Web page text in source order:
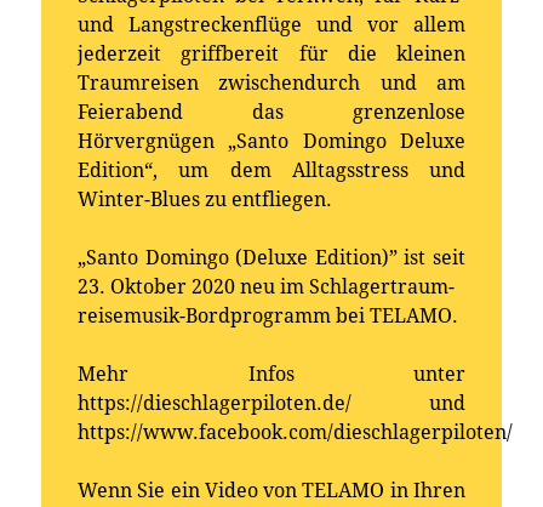
und Langstreckenflüge und vor allem
jederzeit griffbereit für die kleinen
Traumreisen zwischendurch und am
Feierabend das grenzenlose
Hörvergnügen „Santo Domingo Deluxe
Edition“, um dem Alltagsstress und
Winter-Blues zu entfliegen.
„Santo Domingo (Deluxe Edition)” ist seit
23. Oktober 2020 neu im Schlagertraum-
reisemusik-Bordprogramm bei TELAMO.
Mehr Infos unter
https://dieschlagerpiloten.de/ und
https://www.facebook.com/dieschlagerpiloten/
Wenn Sie ein Video von TELAMO in Ihren